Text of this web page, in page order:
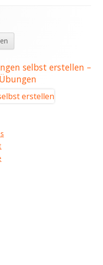
selbst erstellen –